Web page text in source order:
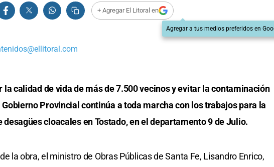
+ Agregar El Litoral en
Agregar a tus medios preferidos en
calidad de vida de más de 7.500 vecinos y evitar la contaminación
Provincial continúa a toda marcha con los trabajos para la
cloacales en Tostado, en el departamento 9 de Julio.
la obra, el ministro de Obras Públicas de Santa Fe, Lisandro Enrico,